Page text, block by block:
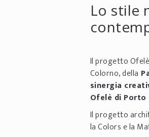
Lo stile
Il progetto
Colorno, della
sinergia
Ofelè di Porto
Il progetto
la Colors e la